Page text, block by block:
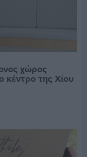
χώρος
κέντρο της Χίου